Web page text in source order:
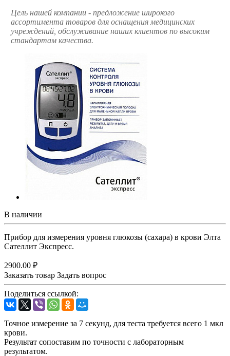
Цель нашей компании - предложение широкого
ассортимента товаров для оснащения медицинских
учреждений, обслуживание наших клиентов по высоким
стандартам качества.
В наличии
Прибор для измерения уровня глюкозы (сахара) в крови Элта
Сателлит Экспресс.
2900.00 ₽
Заказать товар Задать вопрос
Поделиться ссылкой:
Точное измерение за 7 секунд, для теста требуется всего 1 мкл
крови.
Результат сопоставим по точности с лабораторным
результатом.